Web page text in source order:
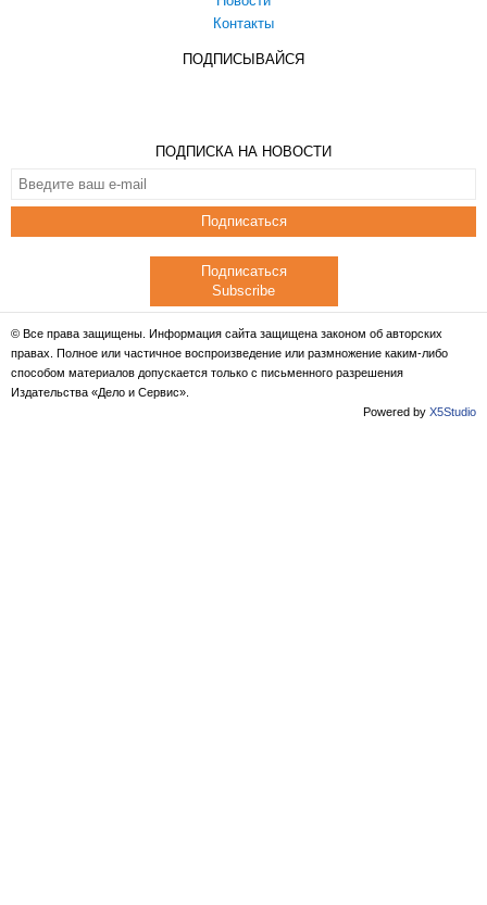
Контакты
ПОДПИСЫВАЙСЯ
ПОДПИСКА НА НОВОСТИ
Подписаться
Подписаться
Subscribe
© Все права защищены. Информация сайта защищена законом об авторских
правах. Полное или частичное воспроизведение или размножение каким-либо
способом материалов допускается только с письменного разрешения
Издательства «Дело и Сервис».
Powered by X5Studio